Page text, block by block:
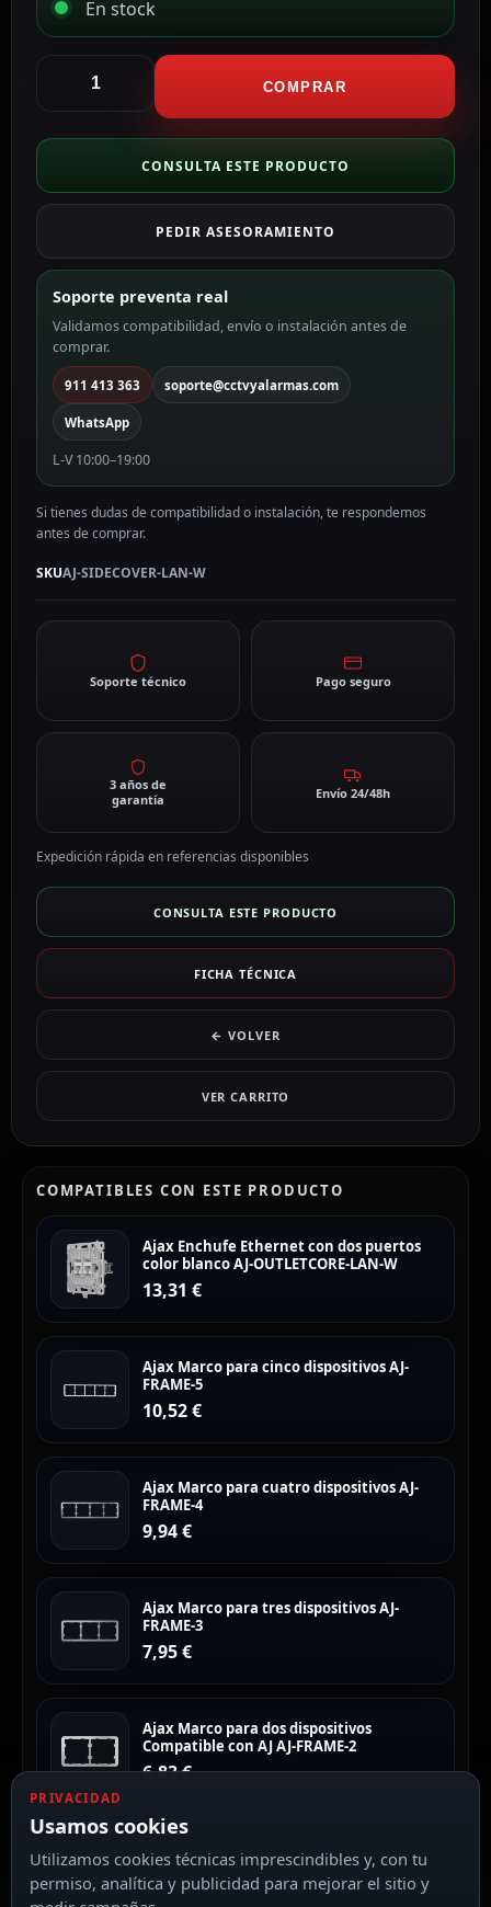
En stock
para
Ethernet
color
AJ-
SIDECOVER-
LAN-
cantidad
COMPRAR
CONSULTA ESTE PRODUCTO
PEDIR ASESORAMIENTO
Soporte preventa real
Validamos compatibilidad, envío o instalación antes de
comprar.
911 413 363 soporte@cctvyalarmas.com
WhatsApp
L-V 10:00–19:00
Si tienes dudas de compatibilidad o instalación, te respondemos
antes de comprar.
SKUAJ-SIDECOVER-LAN-W
Soporte técnico Pago seguro
3 años de
garantía
Envío 24/48h
Expedición rápida en referencias disponibles
CONSULTA ESTE PRODUCTO
FICHA TÉCNICA
← VOLVER
VER CARRITO
COMPATIBLES CON ESTE PRODUCTO
Ajax Enchufe Ethernet con dos puertos
color blanco AJ-OUTLETCORE-LAN-W
13,31 €
Ajax Marco para cinco dispositivos AJ-
FRAME-5
10,52€
Ajax Marco para cuatro dispositivos AJ-
FRAME-4
9,94€
Ajax Marco para tres dispositivos AJ-
FRAME-3
7,95€
Ajax Marco para dos dispositivos
Compatible con AJ AJ-FRAME-2
6,83€
PRIVACIDAD
Usamos cookies
Utilizamos cookies técnicas imprescindibles y, con tu
permiso, analítica y publicidad para mejorar el sitio y